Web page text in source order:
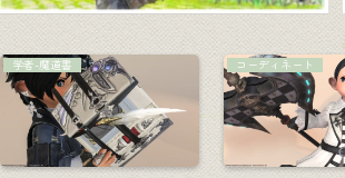
マウント ガンブレード